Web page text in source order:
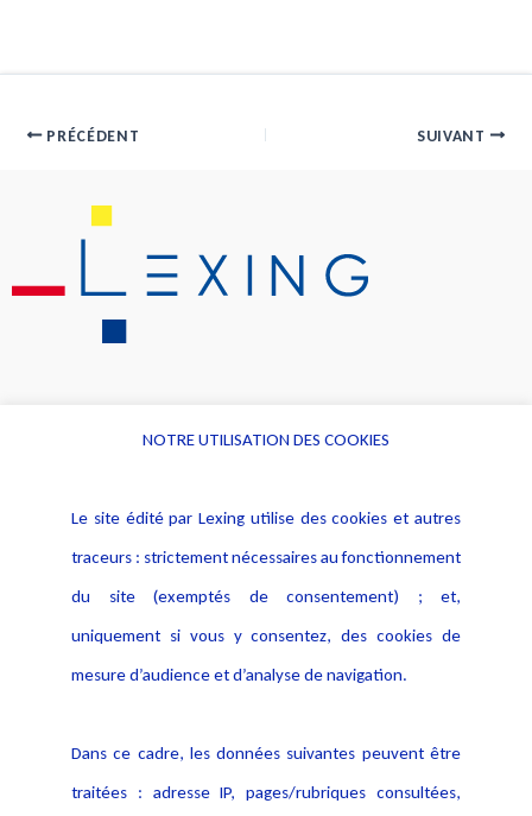
PRÉCÉDENT SUIVANT
Alerte professionnelle
Déclaration d'accessibilité
Notice Légale
Politique de protection des
données
Publications
NOTRE UTILISATION DES COOKIES
Le site édité par Lexing utilise des cookies et autres
traceurs : strictement nécessaires au fonctionnement
du site (exemptés de consentement) ; et,
uniquement si vous y consentez, des cookies de
mesure d’audience et d’analyse de navigation.
Dans ce cadre, les données suivantes peuvent être
traitées : adresse IP, pages/rubriques consultées,